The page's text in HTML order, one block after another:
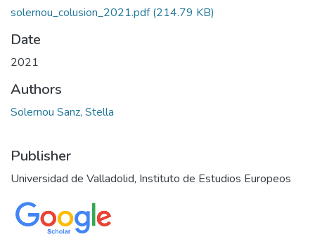
solernou_colusion_2021.pdf(214.79 KB)
Date
2021
Authors
Solernou Sanz, Stella
Publisher
Universidad de Valladolid, Instituto de Estudios Europeos